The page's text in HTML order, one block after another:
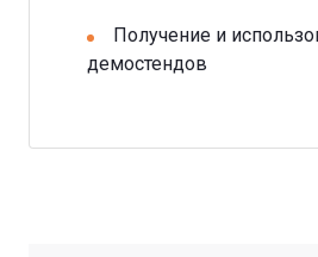
Получение и
демостендов